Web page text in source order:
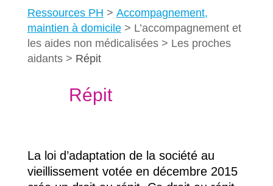
Ressources PH
Accompagnement,
maintien à domicile
L’accompagnement et
les aides non médicalisées
Les proches
aidants
Répit
Répit
La loi d’adaptation de la société au
vieillissement votée en décembre 2015